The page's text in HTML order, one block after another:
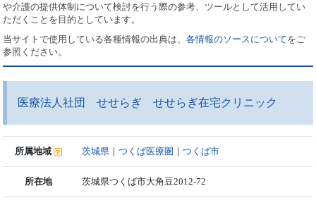
や介護の提供体制について検討を行う際の参考、ツールとして活用してい
ただくことを目的としています。
当サイトで使用している各種情報の出典は、各情報のソースについてをご
参照ください。
医療法人社団 せせらぎ せせらぎ在宅クリニック
所属地域 茨城県 ｜つくば医療圏 ｜つくば市
所在地 茨城県つくば市大角豆2012-72